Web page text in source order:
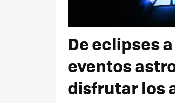
De eclipses
eventos
disfrutar los